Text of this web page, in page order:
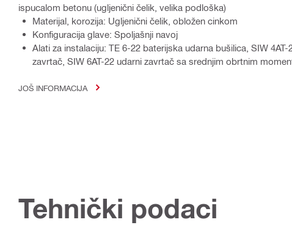
ispucalom betonu (ugljenični čelik, velika podloška)
Materijal, korozija: Ugljenični čelik, obložen cinkom
Konfiguracija glave: Spoljašnji navoj
Alati za instalaciju: TE 6-22 baterijska udarna bušilica, SIW
zavrtač, SIW 6AT-22 udarni zavrtač sa srednjim obrtnim
JOŠ INFORMACIJA
Tehnički podaci